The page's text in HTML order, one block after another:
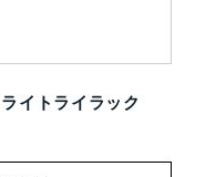
イトライラック